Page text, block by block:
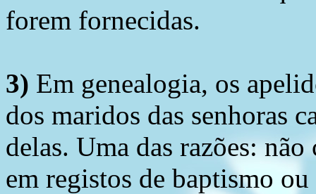
forem fornecidas.
3) Em genealogia, os
dos maridos das senhoras
delas. Uma das razões:
em registos de baptismo